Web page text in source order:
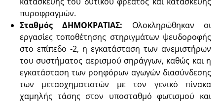
πυροφραγμών.
Σταθμός ΔΗΜΟΚΡΑΤΙΑΣ: Ολοκληρώθηκαν οι
εργασίες τοποθέτησης στηριγμάτων ψευδοροφής
στο επίπεδο -2, η εγκατάσταση των ανεμιστήρων
του συστήματος αερισμού σηράγγων, καθώς και η
εγκατάσταση των ροηφόρων αγωγών διασύνδεσης
των μετασχηματιστών με τον γενικό πίνακα
χαμηλής τάσης στον υποσταθμό φωτισμού και